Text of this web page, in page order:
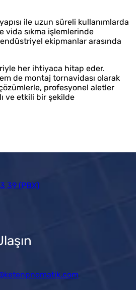
ile uzun süreli kullanımlarda
vida sıkma işlemlerinde
ekipmanlar arasında
her ihtiyaca hitap eder.
de montaj tornavidası olarak
profesyonel aletler
ve etkili bir şekilde
39 (PBX)